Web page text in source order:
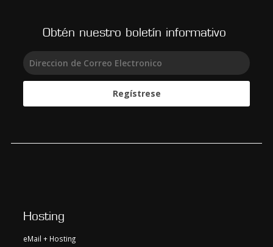
Obtén nuestro boletín informativo
Regístrese
Hosting
eMail + Hosting